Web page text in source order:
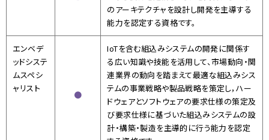
のアーキテクチャを設計し開発を主導する
能力を認定する資格です。
エンベデ
ッドシステ
ムスペシ
ャリスト
●
IoTを含む組込みシステムの開発に関係す
る広い知識や技能を活用して、市場動向・関
連業界の動向を踏まえて最適な組込みシス
テムの事業戦略や製品戦略を策定し，ハー
ドウェアとソフトウェアの要求仕様の策定及
び要求仕様に基づいた組込みシステムの設
計・構築・製造を主導的に行う能力を認定